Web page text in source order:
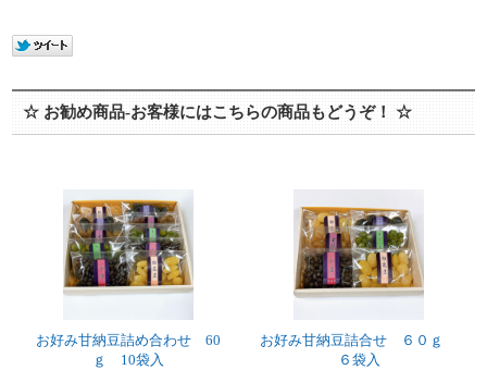
☆ お勧め商品-お客様にはこちらの商品もどうぞ！ ☆
お好み甘納豆詰め合わせ 60
ｇ 10袋入
お好み甘納豆詰合せ ６０ｇ
６袋入